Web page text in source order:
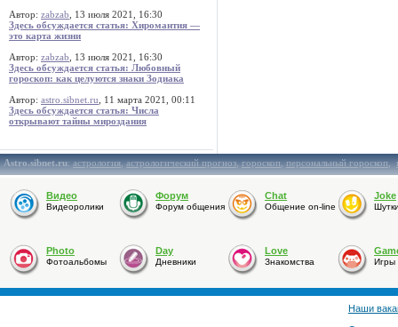
Автор: zabzab , 13 июля 2021, 16:30
Здесь обсуждается статья: Хиромантия —
это карта жизни
Автор: zabzab , 13 июля 2021, 16:30
Здесь обсуждается статья: Любовный
гороскоп: как целуются знаки Зодиака
Автор: astro.sibnet.ru , 11 марта 2021, 00:11
Здесь обсуждается статья: Числа
открывают тайны мироздания
Astro.sibnet.ru:астрология,астрологический прогноз,гороскоп,персональный гороскоп,
Видео
Видеоролики
Форум
Форум общения
Chat
Общение on-line
Joke
Photo
Фотоальбомы
Day
Дневники
Love
Знакомства Игры
Наши